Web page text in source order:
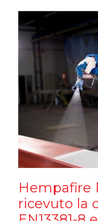
Hempafire
ricevuto la